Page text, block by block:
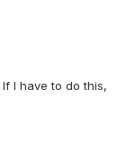
I have to do this,